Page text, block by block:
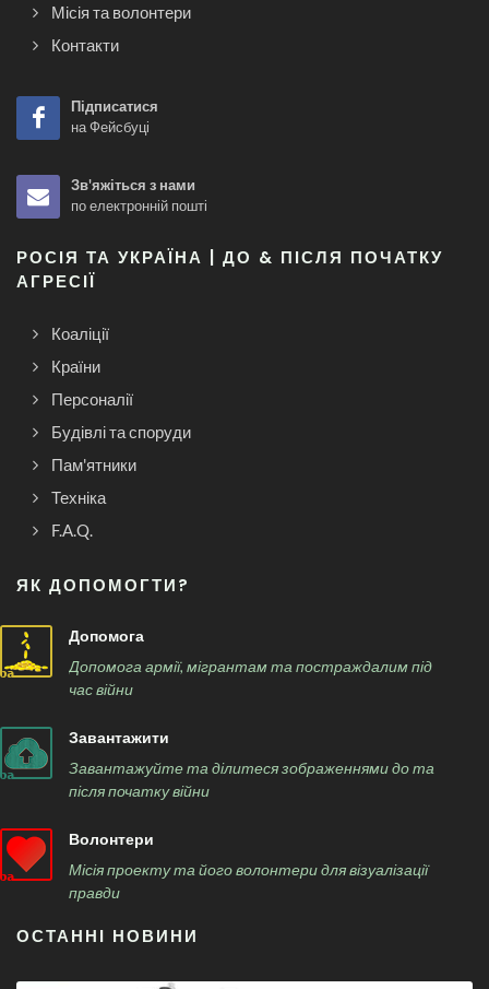
Місія та волонтери
Контакти
Підписатися
на Фейсбуці
Зв'яжіться з нами
по електронній пошті
РОСІЯ ТА УКРАЇНА | ДО & ПІСЛЯ ПОЧАТКУ
АГРЕСІЇ
Коаліції
Країни
Персоналії
Будівлі та споруди
Пам'ятники
Техніка
F.A.Q.
ЯК ДОПОМОГТИ?
Допомога
Допомога армії, мігрантам та постраждалим під
час війни
Завантажити
Завантажуйте та ділитеся зображеннями до та
після початку війни
Волонтери
Місія проекту та його волонтери для візуалізації
правди
ОСТАННІ НОВИНИ